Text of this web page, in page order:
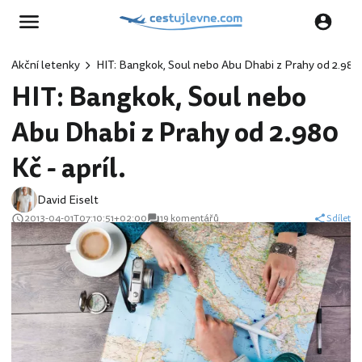
Akční letenky HIT: Bangkok, Soul nebo Abu Dhabi z Prahy od
HIT: Bangkok, Soul nebo
Abu Dhabi z Prahy od 2.980
Kč - apríl.
David Eiselt
2013-04-01T07:10:51+02:00 19 komentářů Sdílet